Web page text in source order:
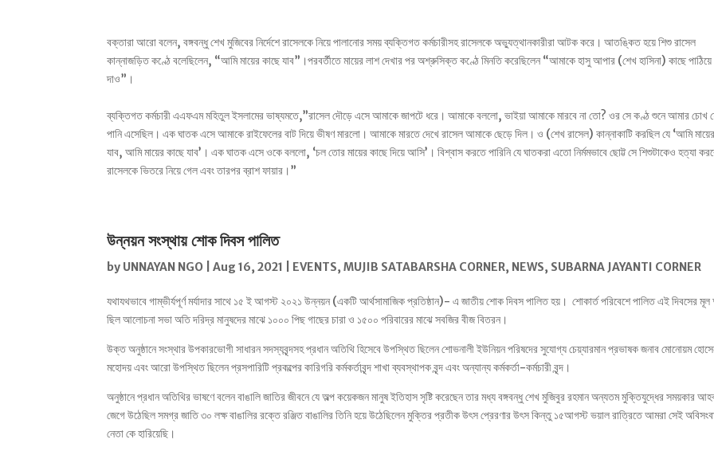
বক্তারা আরো বলেন, বঙ্গবন্ধু শেখ মুজিবের নির্দেশে রাসেলকে নিয়ে পালানোর সময় ব্যক্তিগত কর্মচারীসহ রাসেলকে অভ্যুত্থানকারীরা আটক করে। আতঙ্কিত হয়ে শিশু রাসেল
কান্নাজড়িত কণ্ঠে বলেছিলেন, “আমি মায়ের কাছে যাব”।পরবর্তীতে মায়ের লাশ দেখার পর অশ্রুসিক্ত কণ্ঠে মিনতি করেছিলেন “আমাকে হাসু আপার (শেখ হাসিনা) কাছে পাঠিয়ে
দাও”।
ব্যক্তিগত কর্মচারী এএফএম মহিতুল ইসলামের ভাষ্যমতে,”রাসেল দৌড়ে এসে আমাকে জাপটে ধরে। আমাকে বললো, ভাইয়া আমাকে মারবে না তো? ওর সে কণ্ঠ শুনে আমার চোখ
পানি এসেছিল। এক ঘাতক এসে আমাকে রাইফেলের বাট দিয়ে ভীষণ মারলো। আমাকে মারতে দেখে রাসেল আমাকে ছেড়ে দিল। ও (শেখ রাসেল) কান্নাকাটি করছিল যে ‘আমি
যাব, আমি মায়ের কাছে যাব’। এক ঘাতক এসে ওকে বললো, ‘চল তোর মায়ের কাছে দিয়ে আসি’। বিশ্বাস করতে পারিনি যে ঘাতকরা এতো নির্মমভাবে ছোট্ট সে শিশুটাকেও হত্যা
রাসেলকে ভিতরে নিয়ে গেল এবং তারপর ব্রাশ ফায়ার।”
উন্নয়ন সংস্থায় শোক দিবস পালিত
by UNNAYAN NGO |Aug 16, 2021 EVENTS,MUJIB SATABARSHA CORNER, NEWS, SUBARNA JAYANTI CORNER
যথাযথভাবে গাম্ভীর্যপূর্ণ মর্যাদার সাথে ১৫ ই আগস্ট ২০২১ উন্নয়ন (একটি আর্থসামাজিক প্রতিষ্ঠান)- এ জাতীয় শোক দিবস পালিত হয়। শোকার্ত পরিবেশে পালিত এই দিবসের মূল
ছিল আলোচনা সভা অতি দরিদ্র মানুষদের মাঝে ১০০০ পিছ গাছের চারা ও ১৫০০ পরিবারের মাঝে সবজির বীজ বিতরন।
উক্ত অনুষ্ঠানে সংস্থার উপকারভোগী সাধারন সদস্যবৃন্দসহ প্রধান অতিথি হিসেবে উপস্থিত ছিলেন শোভনালী ইউনিয়ন পরিষদের সুযোগ্য চেয়্যারমান প্রভাষক জনাব মোনােয়ম
মহোদয় এবং আরো উপস্থিত ছিলেন প্রসপারিটি প্রকল্পের কারিগরি কর্মকর্তাবৃন্দ শাখা ব্যবস্থাপক বৃন্দ এবং অন্যান্য কর্মকর্তা-কর্মচারী বৃন্দ।
অনুষ্ঠানে প্রধান অতিথির ভাষণে বলেন বাঙালি জাতির জীবনে যে অল্প কয়েকজন মানুষ ইতিহাস সৃষ্টি করেছেন তার মধ্য বঙ্গবন্ধু শেখ মুজিবুর রহমান অন্যতম মুক্তিযুদ্ধের সময়কার
জেগে উঠেছিল সমগ্র জাতি ৩০ লক্ষ বাঙালির রক্তে রঞ্জিত বাঙালির তিনি হয়ে উঠেছিলেন মুক্তির প্রতীক উৎস প্রেরণার উৎস কিন্তু ১৫আগস্ট ভয়াল রাত্রিতে আমরা সেই
নেতা কে হারিয়েছি।